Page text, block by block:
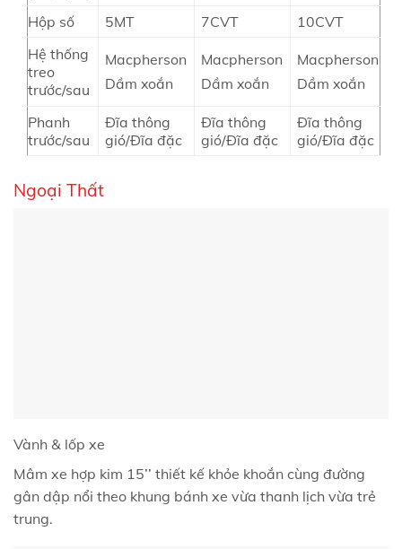
Hộp số 5MT 7CVT
10CVT
Hệ thống
treo
trước/sau
Macpherson
Dầm xoắn
Macpherson
Dầm xoắn
Macpherson
Dầm xoắn
Phanh
trước/sau
Đĩa thông
gió/Đĩa đặc
Đĩa thông
gió/Đĩa đặc
Đĩa thông
gió/Đĩa đặc
Ngoại Thất
Vành & lốp xe
Mâm xe hợp kim 15’’ thiết kế khỏe khoắn cùng đường
gân dập nổi theo khung bánh xe vừa thanh lịch vừa trẻ
trung.